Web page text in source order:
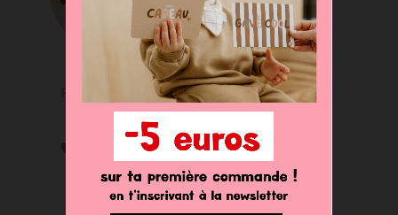
Pochette coeur en
silicone